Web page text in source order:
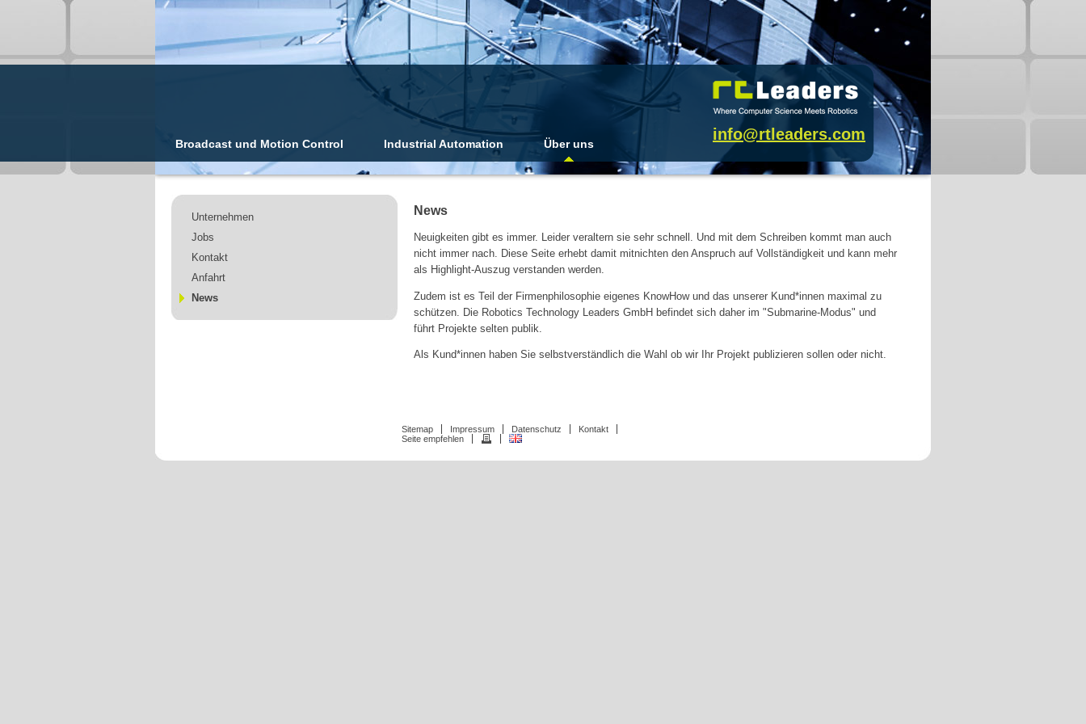
Unternehmen
Jobs
Kontakt
Anfahrt
News
News
Neuigkeiten gibt es immer. Leider veraltern sie sehr schnell. Und mit dem Schreiben kommt man auch
nicht immer nach. Diese Seite erhebt damit mitnichten den Anspruch auf Vollständigkeit und kann mehr
als Highlight-Auszug verstanden werden.
Zudem ist es Teil der Firmenphilosophie eigenes KnowHow und das unserer Kund*innen maximal zu
schützen. Die Robotics Technology Leaders GmbH befindet sich daher im "Submarine-Modus" und
führt Projekte selten publik.
Als Kund*innen haben Sie selbstverständlich die Wahl ob wir Ihr Projekt publizieren sollen oder nicht.
Sitemap Impressum Datenschutz
Kontakt
Seite empfehlen
Broadcast und Motion Control Industrial Automation Über uns
info@rtleaders.com